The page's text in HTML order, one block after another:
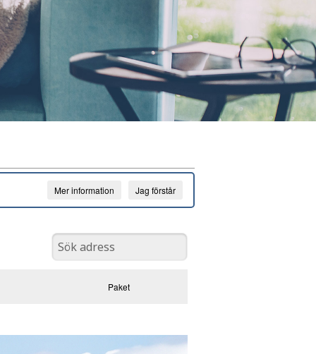
Jag förstår
Mer information
Paket